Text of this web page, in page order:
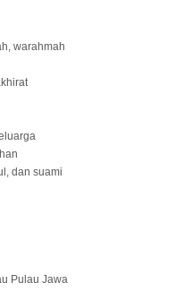
warahmah
dan suami
Pulau Jawa